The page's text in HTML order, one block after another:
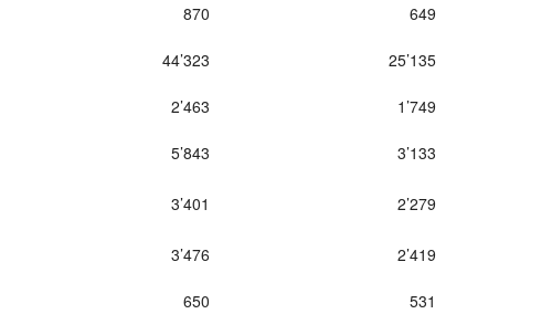
870 649
44’323 25’135
2’463 1’749
5’843 3’133
3’401 2’279
3’476 2’419
650 531